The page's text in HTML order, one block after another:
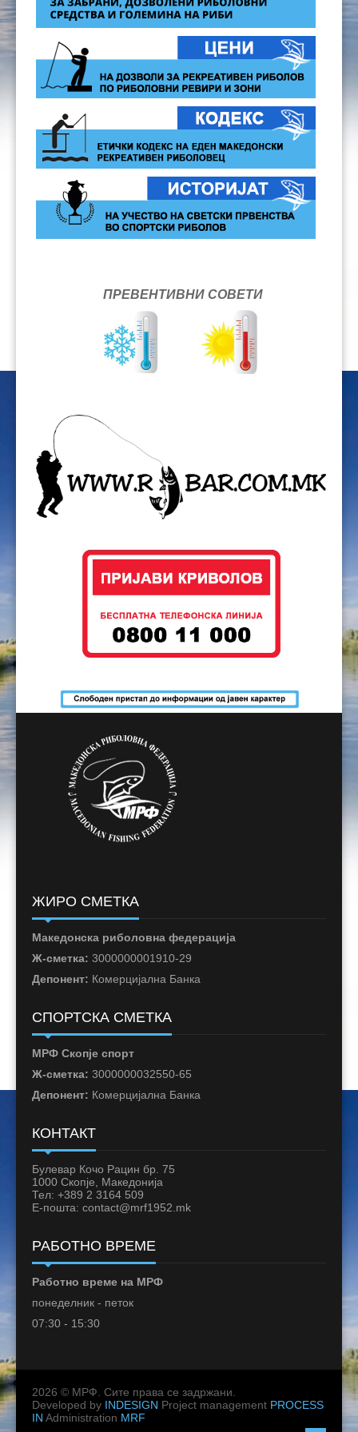
Македонска риболовна федерација
Ж-сметка:3000000001910-29
Депонент: Комерцијална Банка
МРФ Скопје спорт
Ж-сметка:3000000032550-65
Депонент: Комерцијална Банка
Булевар Кочо Рацин бр. 75
1000 Скопје, Македонија
Тел: +389 2 3164 509
Е-пошта: contact@mrf1952.mk
Работно време на МРФ
понеделник - петок
07:30 - 15:30
Developed byINDESIGNProject management
INAdministrationMRF